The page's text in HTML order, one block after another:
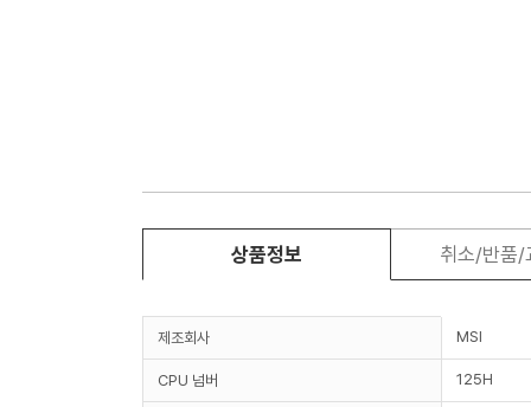
상품정보 취소/반품/
제조회사 MSI
CPU 넘버 125H